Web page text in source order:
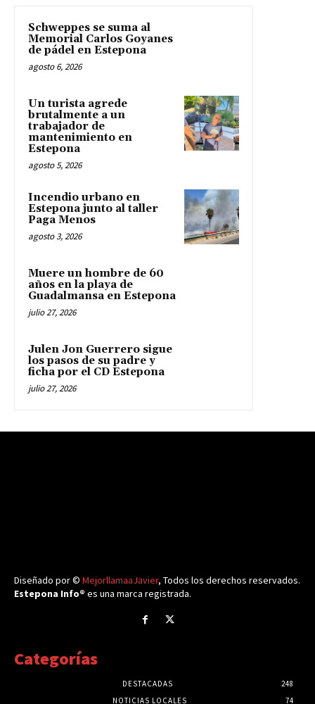
Schweppes se suma al
Memorial Carlos Goyanes
de pádel en Estepona
agosto 6, 2026
Un turista agrede
brutalmente a un
trabajador de
mantenimiento en
Estepona
agosto 5, 2026
Incendio urbano en
Estepona junto al taller
Paga Menos
agosto 3, 2026
Muere un hombre de 60
años en la playa de
Guadalmansa en Estepona
julio 27, 2026
Julen Jon Guerrero sigue
los pasos de su padre y
ficha por el CD Estepona
julio 27, 2026
Diseñado por © MejorllamaaJavier, Todos los derechos reservados.
Estepona Info® es una marca registrada.
Categorías
DESTACADAS
248
NOTICIAS LOCALES
74